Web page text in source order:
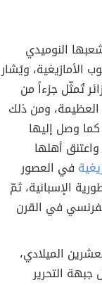
النوميدي
الأمازيغية، ويُشار
تُمثّل جزءاً من
العظيمة، ومن ذلك
كما وصل إليها
أهلها
في العصور
الإسبانية، ثمّ
في القرن
الميلادي،
التحرير